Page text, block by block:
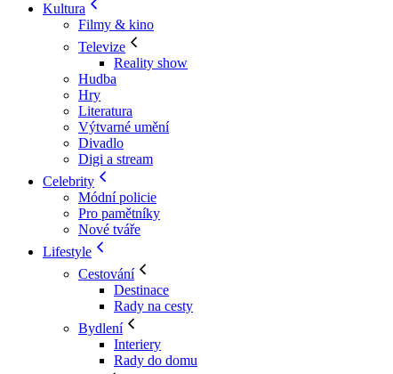
Kultura
Filmy & kino
Televize
Reality show
Hudba
Hry
Literatura
Výtvarné umění
Divadlo
Digi a stream
Celebrity
Módní policie
Pro pamětníky
Nové tváře
Lifestyle
Cestování
Destinace
Rady na cesty
Bydlení
Interiery
Rady do domu